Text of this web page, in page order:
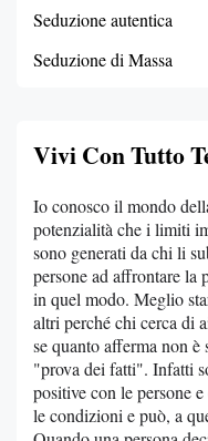
Seduzione autentica
Seduzione di Massa
Vivi Con Tutto
Io conosco il mondo
potenzialità che i limiti
sono generati da chi li
persone ad affrontare la
in quel modo. Meglio
altri perché chi cerca di
se quanto afferma non
"prova dei fatti". Infatti
positive con le persone
le condizioni e può, a